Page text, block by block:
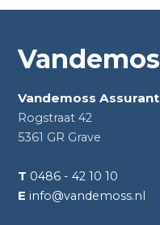
Vandemoss
Rogstraat 42
5361 GR Grave
T 0486 - 42 10 10
E info@vandemoss.nl